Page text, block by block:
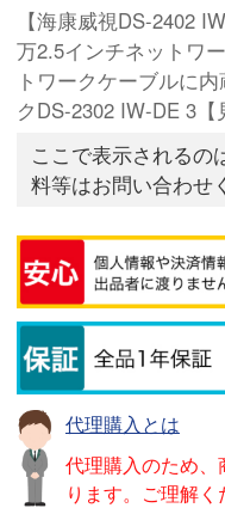
【海康威視DS-2402
万2.5インチネットワ
トワークケーブルに
クDS-2302 IW-DE 3
ここで表示されるの
料等はお問い合わせ
代理購入とは
代理購入のため
ります。ご理解く